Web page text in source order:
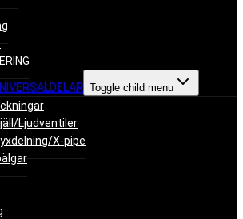
Toggle child menu
Ljudventiler
X-pipe